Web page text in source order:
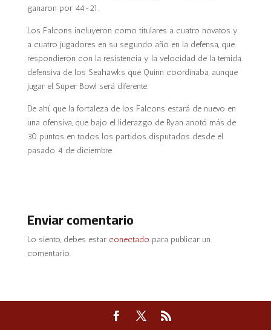
ganaron por 44-21.
Los Falcons incluyeron como titulares a cuatro novatos y
a cuatro jugadores en su segundo año en la defensa, que
respondieron con la resistencia y la velocidad de la temida
defensiva de los Seahawks que Quinn coordinaba, aunque
jugar el Super Bowl será diferente.
De ahí, que la fortaleza de los Falcons estará de nuevo en
una ofensiva, que bajo el liderazgo de Ryan anotó más de
30 puntos en todos los partidos disputados desde el
pasado 4 de diciembre
Enviar comentario
Lo siento, debes estar conectado para publicar un
comentario.